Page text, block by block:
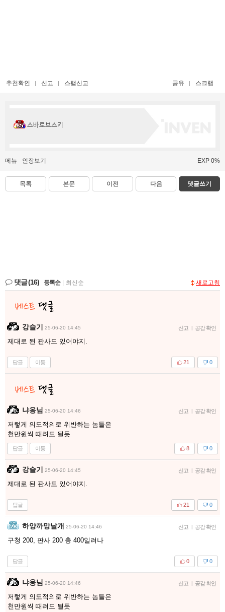
추천확인 신고 스팸신고 공유 스크랩
스바로브스키
메뉴 인장보기 EXP 0%
목록 본문 이전 다음 댓글쓰기
댓글(16) 등록순 최신순 새로고침
강슬기 25-06-20 14:45 신고 | 공감 확인
제대로 된 판사도 있어야지.
답글 이동 0
21
냐옹님 25-06-20 14:46 신고 | 공감 확인
저렇게 의도적의로 위반하는 놈들은
천만원씩 때려도 될듯
답글 이동 0
8
강슬기 25-06-20 14:45 신고 | 공감 확인
제대로 된 판사도 있어야지.
답글 0
21
하양까망날개 25-06-20 14:46 신고 | 공감 확인
구청 200, 판사 200 총 400일려나
답글 0
0
냐옹님 25-06-20 14:46 신고 | 공감 확인
저렇게 의도적의로 위반하는 놈들은
천만원씩 때려도 될듯